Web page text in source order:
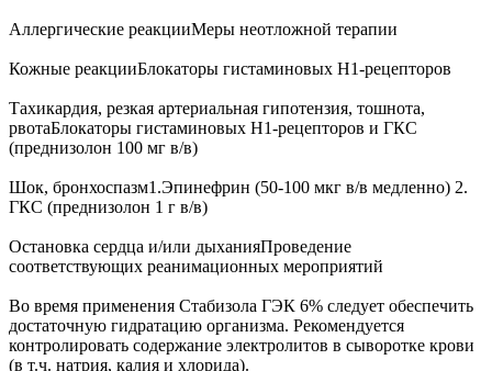
Аллергические реакцииМеры неотложной терапии
Кожные реакцииБлокаторы гистаминовых Н1-рецепторов
Тахикардия, резкая артериальная гипотензия, тошнота,
рвотаБлокаторы гистаминовых Н1-рецепторов и ГКС
(преднизолон 100 мг в/в)
Шок, бронхоспазм1.Эпинефрин (50-100 мкг в/в медленно) 2.
ГКС (преднизолон 1 г в/в)
Остановка сердца и/или дыханияПроведение
соответствующих реанимационных мероприятий
Во время применения Стабизола ГЭК 6% следует обеспечить
достаточную гидратацию организма. Рекомендуется
контролировать содержание электролитов в сыворотке крови
(в т.ч. натрия, калия и хлорида).